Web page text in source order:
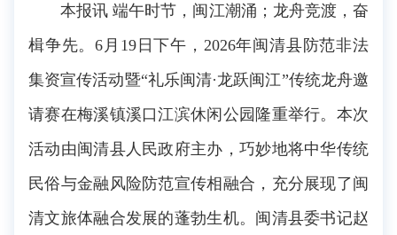
本报讯 端午时节，闽江潮涌；龙舟竞渡，奋
楫争先。6月19日下午，2026年闽清县防范非法
集资宣传活动暨“礼乐闽清·龙跃闽江”传统龙舟邀
请赛在梅溪镇溪口江滨休闲公园隆重举行。本次
活动由闽清县人民政府主办，巧妙地将中华传统
民俗与金融风险防范宣传相融合，充分展现了闽
清文旅体融合发展的蓬勃生机。闽清县委书记赵